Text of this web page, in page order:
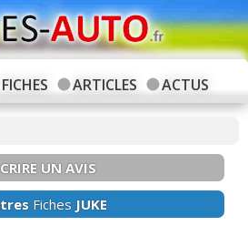
FICHES ARTICLES ACTUS
UN AVIS
Fiches JUKE